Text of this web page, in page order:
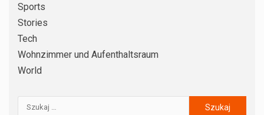
Sports
Stories
Tech
Wohnzimmer und Aufenthaltsraum
World
DIY – SELBERMACHEN